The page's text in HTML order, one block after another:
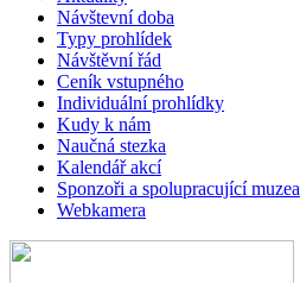
Návštevní doba
Typy prohlídek
Návštěvní řád
Ceník vstupného
Individuální prohlídky
Kudy k nám
Naučná stezka
Kalendář akcí
Sponzoři a spolupracující muzea
Webkamera